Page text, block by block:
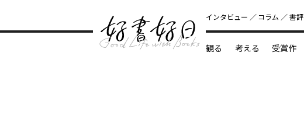
インタビュー コラム 書評
観る 考える 受賞作